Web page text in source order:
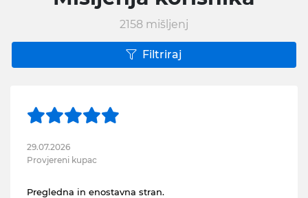
2158 mišljenj
Filtriraj
29.07.2026
Provjereni kupac
Pregledna in enostavna stran.